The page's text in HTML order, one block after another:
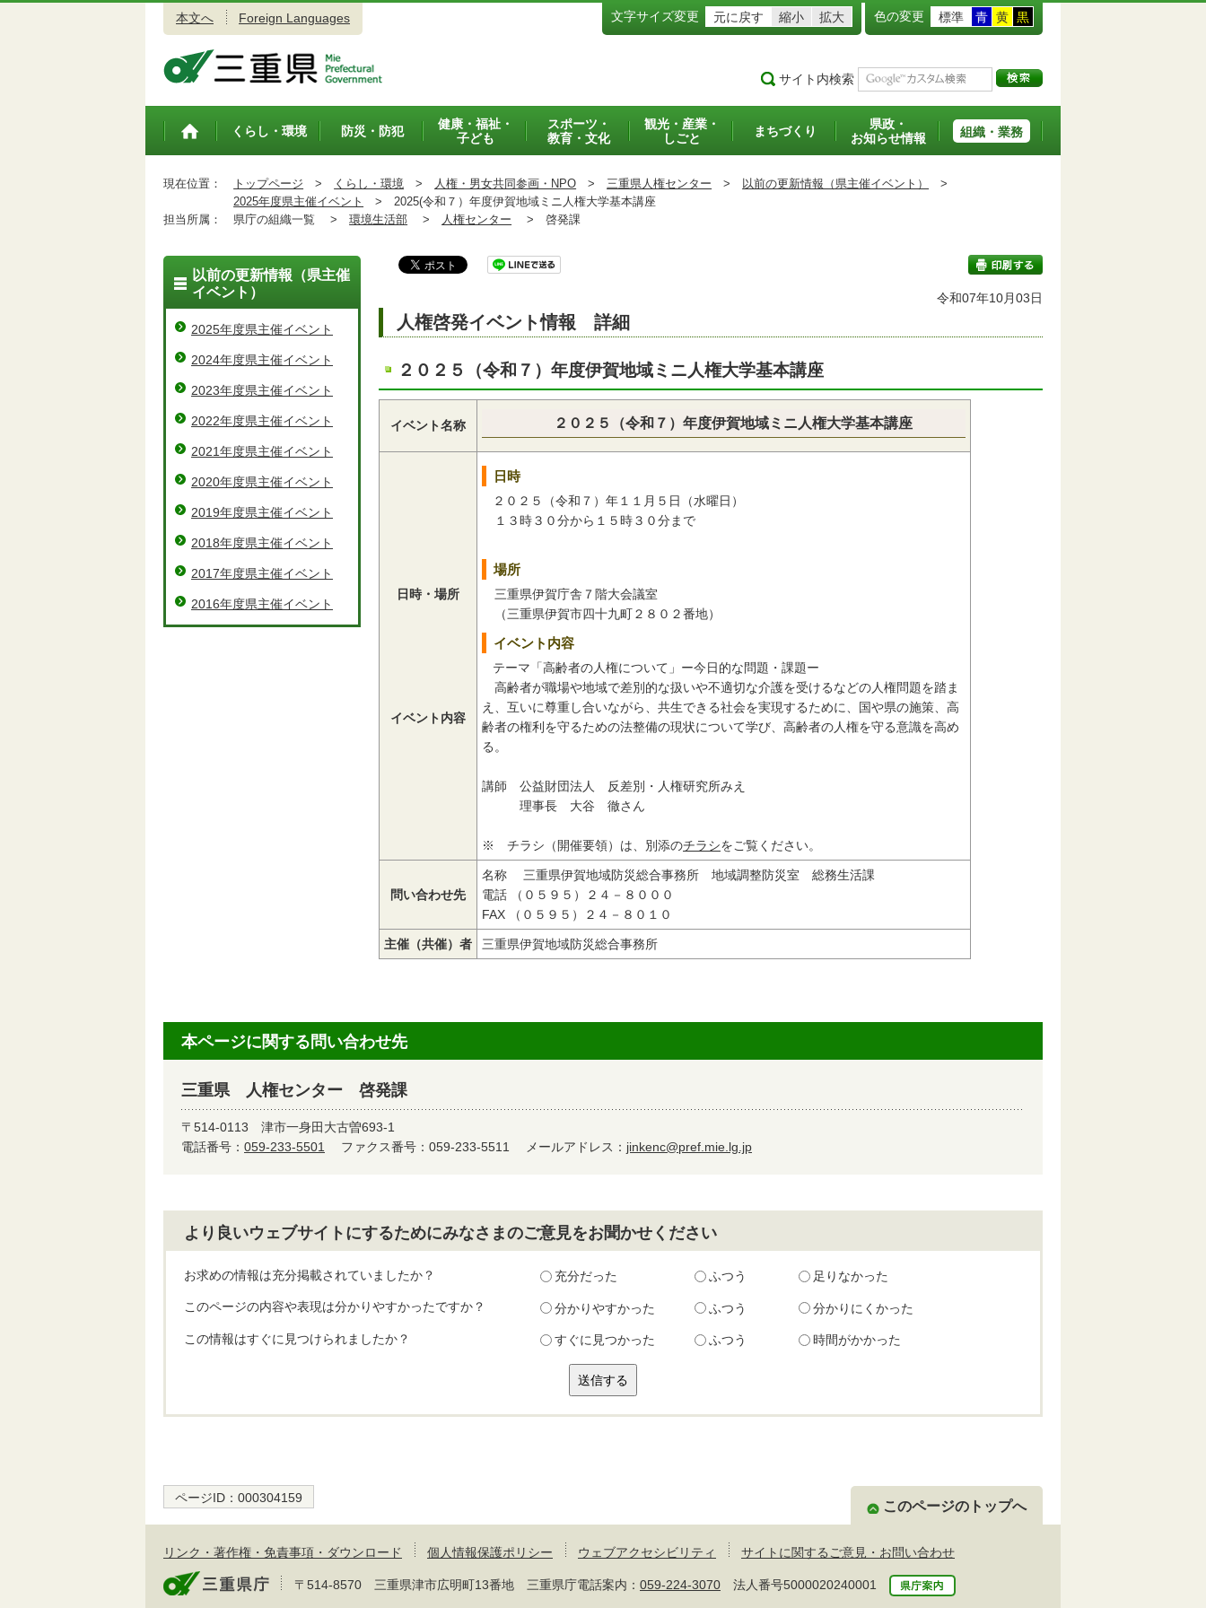
本文へ Foreign Languages 文字サイズ変更 元に戻す 縮小 拡大 色の変更 標準 青 黄 黒
サイト内検索
トップペ
くらし・環境 防災・防犯
健康・福祉・
子ども
スポーツ・
教育・文化
観光・産業・
しごと
まちづくり
県政・
お知らせ情報
組織・業務
現在位置： トップページ > くらし・環境 > 人権・男女共同参画・NPO > 三重県人権センター > 以前の更新情報（県主催イベント）
>
2025年度県主催イベント
> 2025(令和７）年度伊賀地域ミニ人権大学基本講座
担当所属：
県庁の組織一覧 > 環境生活部 > 人権センター > 啓発課
印刷する
令和07年10月03日
人権啓発イベント情報 詳細
２０２５（令和７）年度伊賀地域ミニ人権大学基本講座
イベント名称 ２０２５（令和７）年度伊賀地域ミニ人権大学基本講座
日時・場所
イベント内容
日時
２０２５（令和７）年１１月５日（水曜日）
１３時３０分から１５時３０分まで
場所
三重県伊賀庁舎７階大会議室
（三重県伊賀市四十九町２８０２番地）
イベント内容
テーマ「高齢者の人権について」ー今日的な問題・課題ー
高齢者が職場や地域で差別的な扱いや不適切な介護を受けるなどの人権問題を踏ま
え、互いに尊重し合いながら、共生できる社会を実現するために、国や県の施策、高
齢者の権利を守るための法整備の現状について学び、高齢者の人権を守る意識を高め
る。
講師 公益財団法人 反差別・人権研究所みえ
理事長 大谷 徹さん
※ チラシ（開催要領）は、別添のチラシをご覧ください。
問い合わせ先
名称 三重県伊賀地域防災総合事務所 地域調整防災室 総務生活課
電話 （０５９５）２４－８０００
FAX （０５９５）２４－８０１０
主催（共催）者 三重県伊賀地域防災総合事務所
以前の更新情報（県主催
イベント）
2025年度県主催イベント
2024年度県主催イベント
2023年度県主催イベント
2022年度県主催イベント
2021年度県主催イベント
2020年度県主催イベント
2019年度県主催イベント
2018年度県主催イベント
2017年度県主催イベント
2016年度県主催イベント
本ページに関する問い合わせ先
三重県 人権センター 啓発課
〒514-0113 津市一身田大古曽693-1
電話番号： 059-233-5501 ファクス番号：059-233-5511 メールアドレス： jinkenc@pref.mie.lg.jp
より良いウェブサイトにするためにみなさまのご意見をお聞かせください
お求めの情報は充分掲載されていましたか？ 充分だった ふつう 足りなかった
このページの内容や表現は分かりやすかったですか？ 分かりやすかった ふつう 分かりにくかった
この情報はすぐに見つけられましたか？ すぐに見つかった ふつう 時間がかかった
ページID： 000304159
このページのトップへ
リンク・著作権・免責事項・ダウンロード 個人情報保護ポリシー ウェブアクセシビリティ サイトに関するご意見・お問い合わせ
〒514-8570 三重県津市広明町13番地 三重県庁電話案内： 059-224-3070 法人番号5000020240001